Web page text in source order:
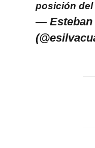
posición del
— Esteban